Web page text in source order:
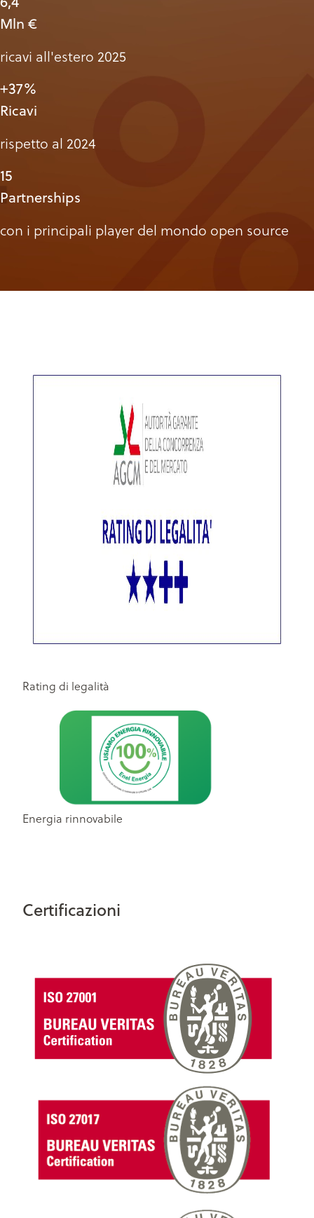
Mln €
ricavi all'estero 2025
+37%
Ricavi
rispetto al 2024
15
Partnerships
con i principali player del mondo open source
Rating di legalità
Energia rinnovabile
Certificazioni